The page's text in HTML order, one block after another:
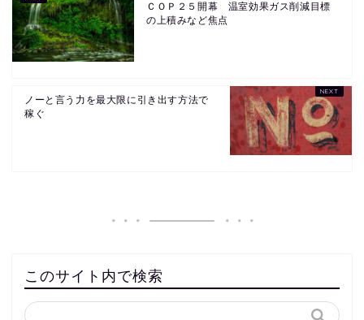
ＣＯＰ２５開幕 温室効果ガス削減目標
の上積みなど焦点
ノーと言う力を最大限に引き出す方法で
稼ぐ
このサイト内で検索